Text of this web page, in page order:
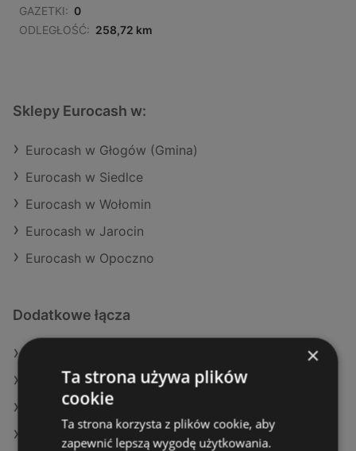
GAZETKI: 0
ODLEGŁOŚĆ: 258,72 km
Sklepy Eurocash w:
Eurocash w Głogów (Gmina)
Eurocash w Siedlce
Eurocash w Wołomin
Eurocash w Jarocin
Eurocash w Opoczno
Dodatkowe łącza
Oferty Kaufland
Oferty Dino
Aktualne gazetki Stokrotka
×
Ta strona używa plików
cookie
Ta strona korzysta z plików cookie, aby
zapewnić lepszą wygodę użytkowania.